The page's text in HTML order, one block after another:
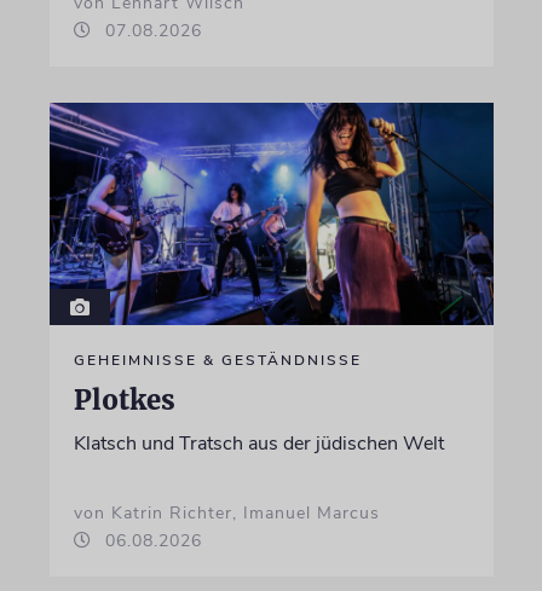
07.08.2026
GEHEIMNISSE & GESTÄNDNISSE
Plotkes
Klatsch und Tratsch aus der jüdischen Welt
von Katrin Richter, Imanuel Marcus
06.08.2026